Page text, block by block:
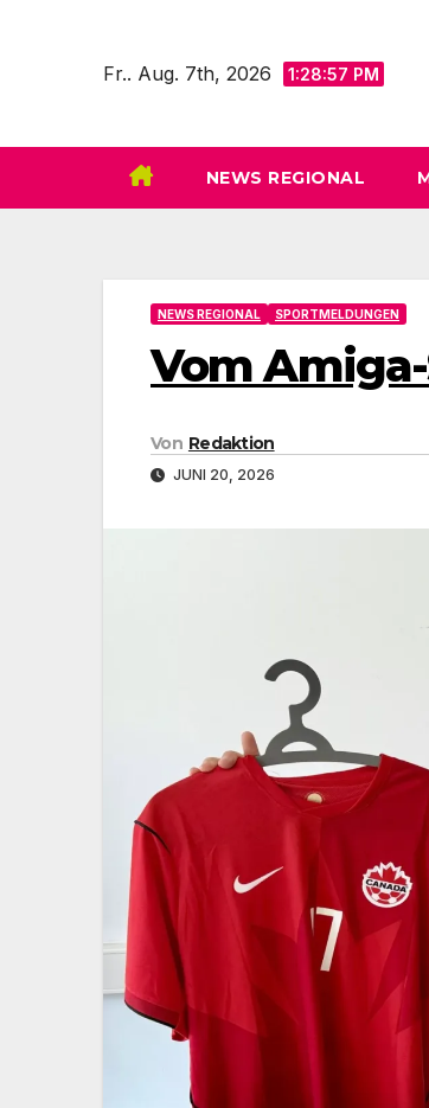
Fr.. Aug. 7th, 2026 1:28:58 PM
NEWS REGIONAL
NEWS REGIONAL SPORTMELDUNGEN
Vom
Von Redaktion
JUNI 20, 2026